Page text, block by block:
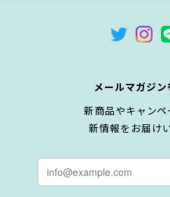
メールマガジ
新商品やキャンペ
新情報をお届け